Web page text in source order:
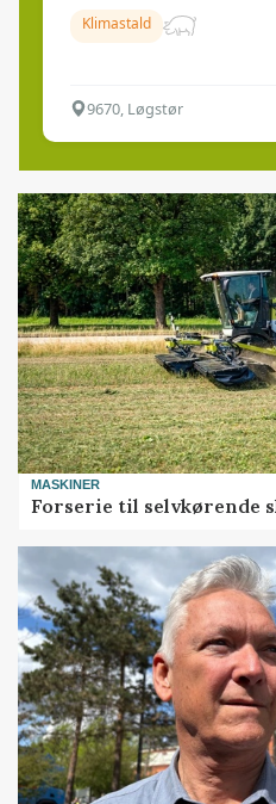
Klimastald
9670, Løgstør
MASKINER
Forserie til selvkørende